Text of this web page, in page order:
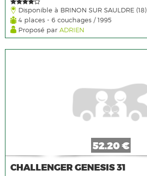
Disponible à BRINON SUR SAULDRE (18)
4 places - 6 couchages / 1995
Proposé par ADRIEN
52.20 €
CHALLENGER GENESIS 31